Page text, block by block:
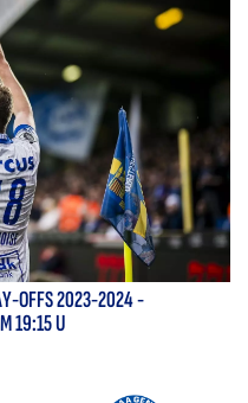
OFFS 2023-2024-
19:15 U